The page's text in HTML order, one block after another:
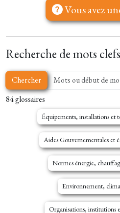
Vous avez
Recherche de mots
Chercher
84 glossaires
Équipements, installations et
Aides Gouvernementales et
Normes énergie,
Environnement,
Organisations,